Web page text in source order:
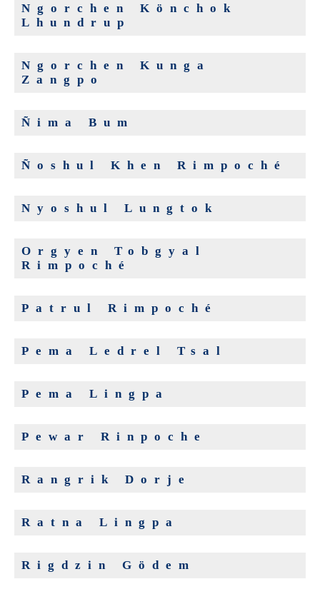
Ngorchen Könchok
Lhundrup
Ngorchen Kunga
Zangpo
Ñima Bum
Ñoshul Khen Rimpoché
Nyoshul Lungtok
Orgyen Tobgyal
Rimpoché
Patrul Rimpoché
Pema Ledrel Tsal
Pema Lingpa
Pewar Rinpoche
Rangrik Dorje
Ratna Lingpa
Rigdzin Gödem